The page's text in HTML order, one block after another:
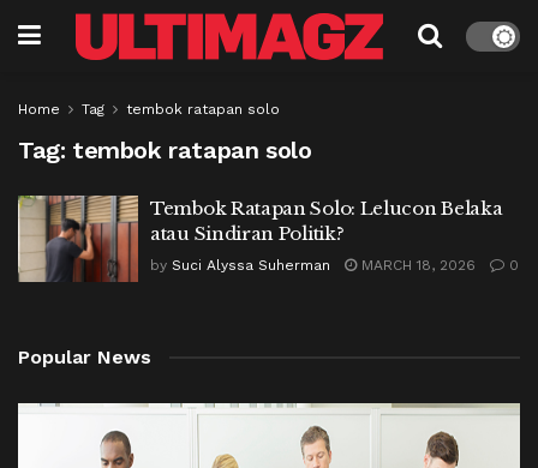
Home Tag tembok ratapan solo
Tag: tembok ratapan solo
Tembok Ratapan Solo: Lelucon Belaka
atau Sindiran Politik?
by Suci Alyssa Suherman MARCH 18, 2026 0
Popular News